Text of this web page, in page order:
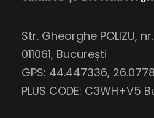
Str. Gheorghe POLIZU,
011061, București
GPS: 44.447336,
PLUS CODE: C3WH+V5